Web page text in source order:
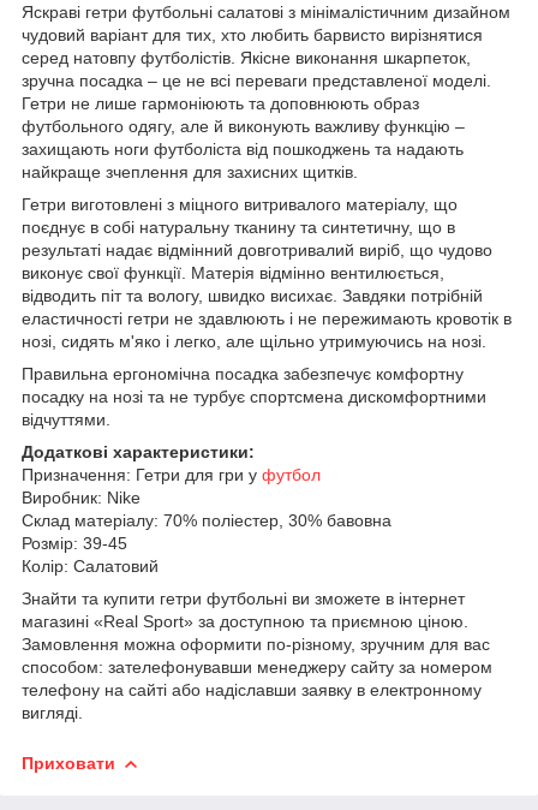
Яскраві гетри футбольні салатові з мінімалістичним дизайном
чудовий варіант для тих, хто любить барвисто вирізнятися
серед натовпу футболістів. Якісне виконання шкарпеток,
зручна посадка – це не всі переваги представленої моделі.
Гетри не лише гармоніюють та доповнюють образ
футбольного одягу, але й виконують важливу функцію –
захищають ноги футболіста від пошкоджень та надають
найкраще зчеплення для захисних щитків.
Гетри виготовлені з міцного витривалого матеріалу, що
поєднує в собі натуральну тканину та синтетичну, що в
результаті надає відмінний довготривалий виріб, що чудово
виконує свої функції. Матерія відмінно вентилюється,
відводить піт та вологу, швидко висихає. Завдяки потрібній
еластичності гетри не здавлюють і не пережимають кровотік в
нозі, сидять м'яко і легко, але щільно утримуючись на нозі.
Правильна ергономічна посадка забезпечує комфортну
посадку на нозі та не турбує спортсмена дискомфортними
відчуттями.
Додаткові характеристики:
Призначення: Гетри для гри у футбол
Виробник: Nike
Склад матеріалу: 70% поліестер, 30% бавовна
Розмір: 39-45
Колір: Салатовий
Знайти та купити гетри футбольні ви зможете в інтернет
магазині «Real Sport» за доступною та приємною ціною.
Замовлення можна оформити по-різному, зручним для вас
способом: зателефонувавши менеджеру сайту за номером
телефону на сайті або надіславши заявку в електронному
вигляді.
Приховати